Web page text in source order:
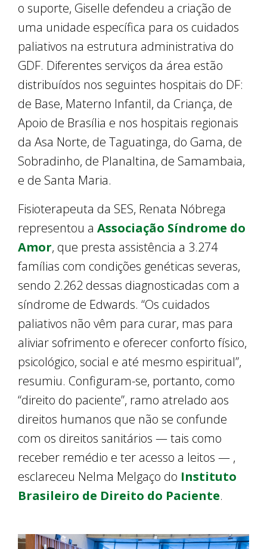
o suporte, Giselle defendeu a criação de
uma unidade específica para os cuidados
paliativos na estrutura administrativa do
GDF. Diferentes serviços da área estão
distribuídos nos seguintes hospitais do DF:
de Base, Materno Infantil, da Criança, de
Apoio de Brasília e nos hospitais regionais
da Asa Norte, de Taguatinga, do Gama, de
Sobradinho, de Planaltina, de Samambaia,
e de Santa Maria.
Fisioterapeuta da SES, Renata Nóbrega
representou a Associação Síndrome do
Amor, que presta assistência a 3.274
famílias com condições genéticas severas,
sendo 2.262 dessas diagnosticadas com a
síndrome de Edwards. “Os cuidados
paliativos não vêm para curar, mas para
aliviar sofrimento e oferecer conforto físico,
psicológico, social e até mesmo espiritual”,
resumiu. Configuram-se, portanto, como
“direito do paciente”, ramo atrelado aos
direitos humanos que não se confunde
com os direitos sanitários — tais como
receber remédio e ter acesso a leitos — ,
esclareceu Nelma Melgaço do Instituto
Brasileiro de Direito do Paciente.